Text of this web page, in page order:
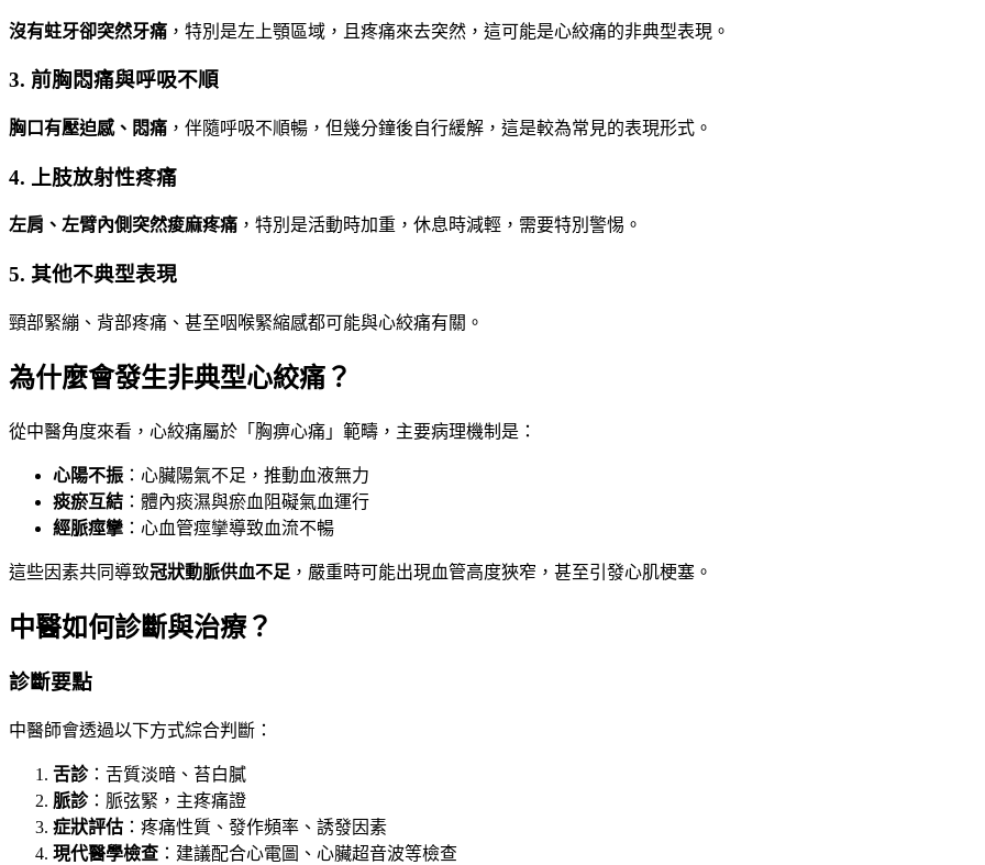
沒有蛀牙卻突然牙痛 ，特別是左上顎區域，且疼痛來去突然，這可能是心絞痛的非典型表現。
3. 前胸悶痛與呼吸不順
胸口有壓迫感、悶痛 ，伴隨呼吸不順暢，但幾分鐘後自行緩解，這是較為常見的表現形式。
4. 上肢放射性疼痛
左肩、左臂內側突然痠麻疼痛 ，特別是活動時加重，休息時減輕，需要特別警惕。
5. 其他不典型表現
頸部緊繃、背部疼痛、甚至咽喉緊縮感都可能與心絞痛有關。
為什麼會發生非典型心絞痛？
從中醫角度來看，心絞痛屬於「胸痹心痛」範疇，主要病理機制是：
心陽不振 ：心臟陽氣不足，推動血液無力
痰瘀互結 ：體內痰濕與瘀血阻礙氣血運行
經脈痙攣 ：心血管痙攣導致血流不暢
這些因素共同導致冠狀動脈供血不足 ，嚴重時可能出現血管高度狹窄，甚至引發心肌梗塞。
中醫如何診斷與治療？
診斷要點
中醫師會透過以下方式綜合判斷：
舌診：舌質淡暗、苔白膩
脈診：脈弦緊，主疼痛證
症狀評估 ：疼痛性質、發作頻率、誘發因素
現代醫學檢查 ：建議配合心電圖、心臟超音波等檢查